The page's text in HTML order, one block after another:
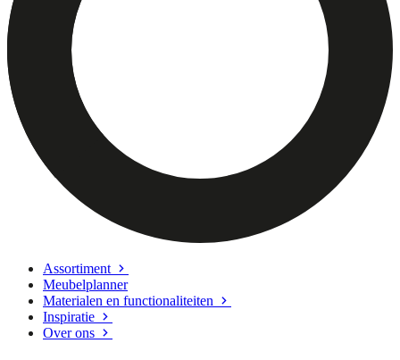
Assortiment
Meubelplanner
Materialen en functionaliteiten
Inspiratie
Over ons